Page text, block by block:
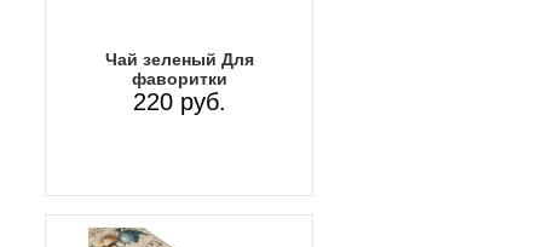
Чай зеленый Для
фаворитки
220 руб.